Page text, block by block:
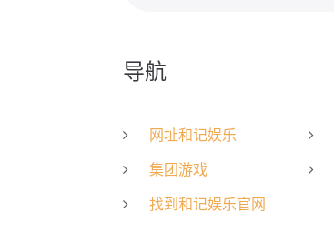
导航
网址和记娱乐
集团游戏
找到和记娱乐官网